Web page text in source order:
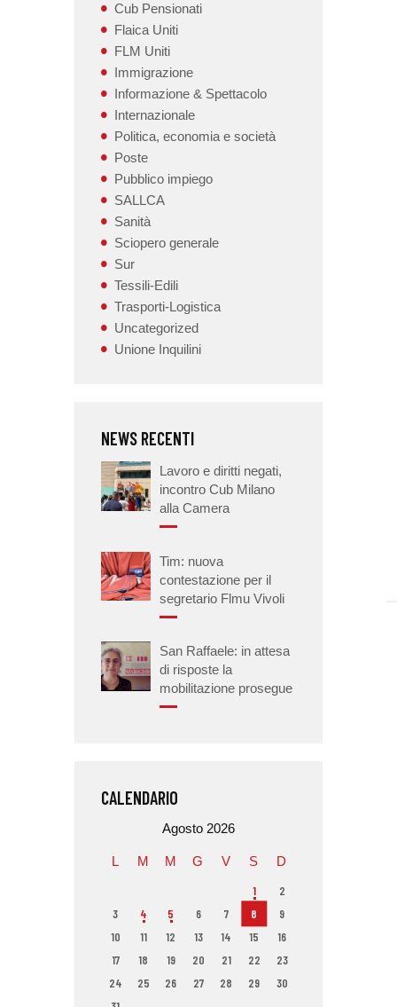
Cub Pensionati
Flaica Uniti
FLM Uniti
Immigrazione
Informazione & Spettacolo
Internazionale
Politica, economia e società
Poste
Pubblico impiego
SALLCA
Sanità
Sciopero generale
Sur
Tessili-Edili
Trasporti-Logistica
Uncategorized
Unione Inquilini
NEWS RECENTI
Lavoro e diritti negati,
incontro Cub Milano
alla Camera
Tim: nuova
contestazione per il
segretario Flmu Vivoli
San Raffaele: in attesa
di risposte la
mobilitazione prosegue
CALENDARIO
Agosto 2026
L M M G V S D
1
2
3
4 5 6 7 8
9
10
11 12 13 14 15
16
17
18 19 20 21 22
23
24
25 26 27 28 29
30